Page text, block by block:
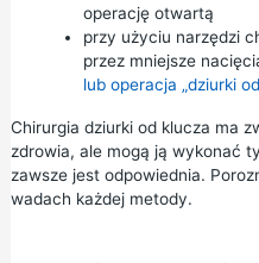
operację otwartą
przy użyciu narzędzi
przez mniejsze
lub operacja „dziurki
Chirurgia dziurki od klucza ma
zdrowia, ale mogą ją wykonać
zawsze jest odpowiednia.
wadach każdej metody.